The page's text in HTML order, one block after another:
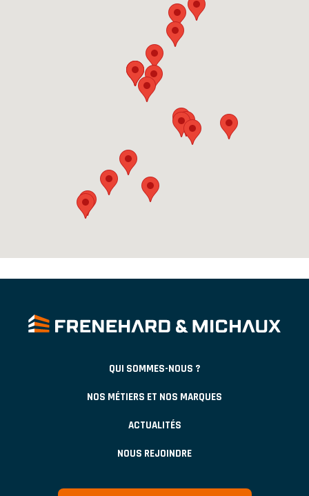
QUI SOMMES-NOUS ?
NOS MÉTIERS ET NOS MARQUES
ACTUALITÉS
NOUS REJOINDRE